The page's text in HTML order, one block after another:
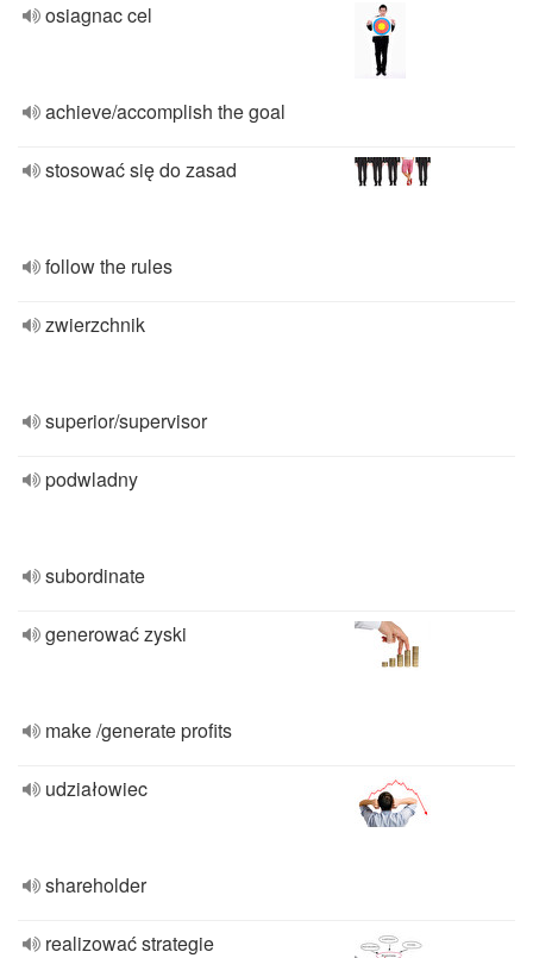
osiagnac cel
achieve/accomplish the goal
stosować się do zasad
follow the rules
zwierzchnik
superior/supervisor
podwladny
subordinate
generować zyski
make /generate profits
udziałowiec
shareholder
realizować strategie